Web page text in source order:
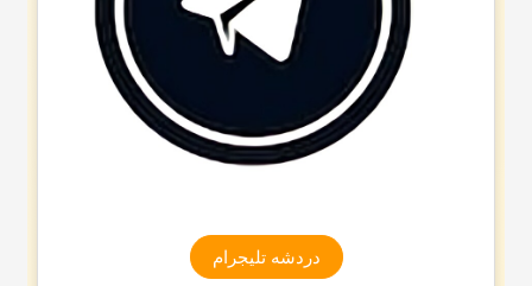
دردشه تلیجرام